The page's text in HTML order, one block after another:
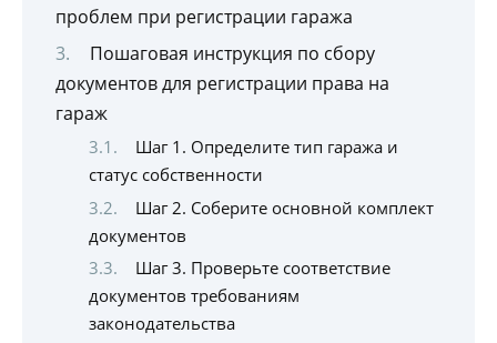
проблем при регистрации гаража
Пошаговая инструкция по сбору
документов для регистрации права на
гараж
Шаг 1. Определите тип гаража и
статус собственности
Шаг 2. Соберите основной комплект
документов
Шаг 3. Проверьте соответствие
документов требованиям
законодательства